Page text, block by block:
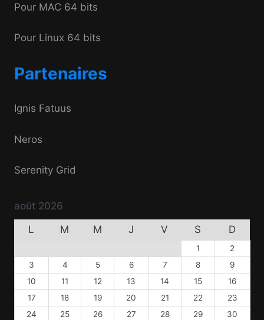
Pour MAC 64 bits
Pour Linux 64 bits
Partenaires
Ignis Fatuus
Neros
Serenity Grid
août 2026
L
M M J V S D
1
2
3
4 5 6 7 8
9
10
11 12 13 14 15
16
17
18 19 20 21 22
23
24
25 26 27 28 29 30